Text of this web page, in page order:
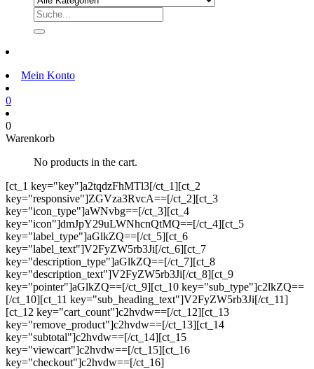
Mein Konto
0
0
Warenkorb
No products in the cart.
[ct_1 key="key"]a2tqdzFhMTl3[/ct_1][ct_2
key="responsive"]ZGVza3RvcA==[/ct_2][ct_3
key="icon_type"]aWNvbg==[/ct_3][ct_4
key="icon"]dmJpY29uLWNhcnQtMQ==[/ct_4][ct_5
key="label_type"]aGlkZQ==[/ct_5][ct_6
key="label_text"]V2FyZW5rb3Ji[/ct_6][ct_7
key="description_type"]aGlkZQ==[/ct_7][ct_8
key="description_text"]V2FyZW5rb3Ji[/ct_8][ct_9
key="pointer"]aGlkZQ==[/ct_9][ct_10 key="sub_type"]c2lkZQ==
[/ct_10][ct_11 key="sub_heading_text"]V2FyZW5rb3Ji[/ct_11]
[ct_12 key="cart_count"]c2hvdw==[/ct_12][ct_13
key="remove_product"]c2hvdw==[/ct_13][ct_14
key="subtotal"]c2hvdw==[/ct_14][ct_15
key="viewcart"]c2hvdw==[/ct_15][ct_16
key="checkout"]c2hvdw==[/ct_16]